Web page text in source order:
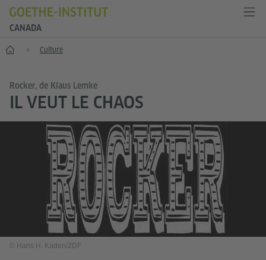
CANADA
Accueil Culture
Rocker, de Klaus Lemke
IL VEUT LE CHAOS
© Hans H. Kaden/ZDF